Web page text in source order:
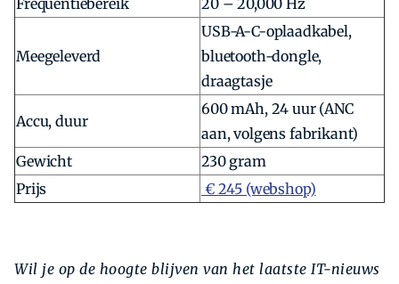
Frequentiebereik
20 – 20,000 Hz
Meegeleverd
USB-A-C-oplaadkabel,
bluetooth-dongle,
draagtasje
Accu, duur
600 mAh, 24 uur (ANC
aan, volgens fabrikant)
Gewicht
230 gram
Prijs
€ 245 (webshop)
Wil je op de hoogte blijven van het laatste IT-nieuws